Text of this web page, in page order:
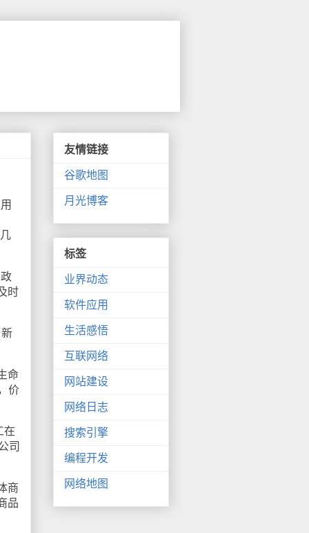
时
命
价
在
司
商
品
友情链接
谷歌地图
月光博客
标签
业界动态
软件应用
生活感悟
互联网络
网站建设
网络日志
搜索引擎
编程开发
网络地图